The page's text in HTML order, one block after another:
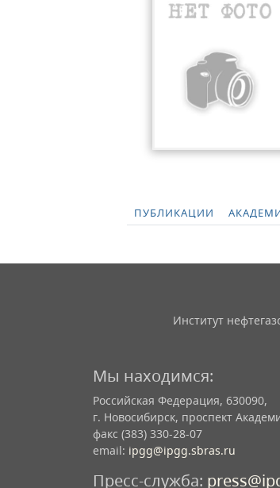
ПУБЛИКАЦИИ
Институт
Мы находимся:
Российская Федерация, 630090,
г. Новосибирск, проспект
факс (383) 330-28-07
email: ipgg@ipgg.sbras.ru
Пресс-служба: